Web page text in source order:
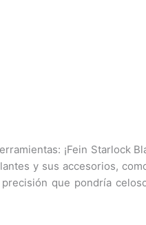
¡Fein Starlock
y sus accesorios,
que pondría